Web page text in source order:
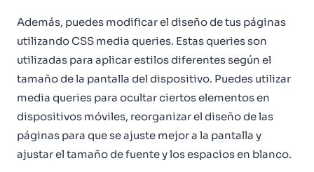
Además, puedes modificar el diseño de tus páginas
utilizando CSS media queries. Estas queries son
utilizadas para aplicar estilos diferentes según el
tamaño de la pantalla del dispositivo. Puedes utilizar
media queries para ocultar ciertos elementos en
dispositivos móviles, reorganizar el diseño de las
páginas para que se ajuste mejor a la pantalla y
ajustar el tamaño de fuente y los espacios en blanco.